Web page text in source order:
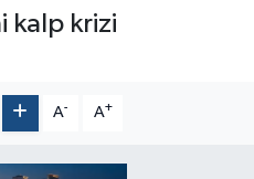
kalp krizi
A- A+